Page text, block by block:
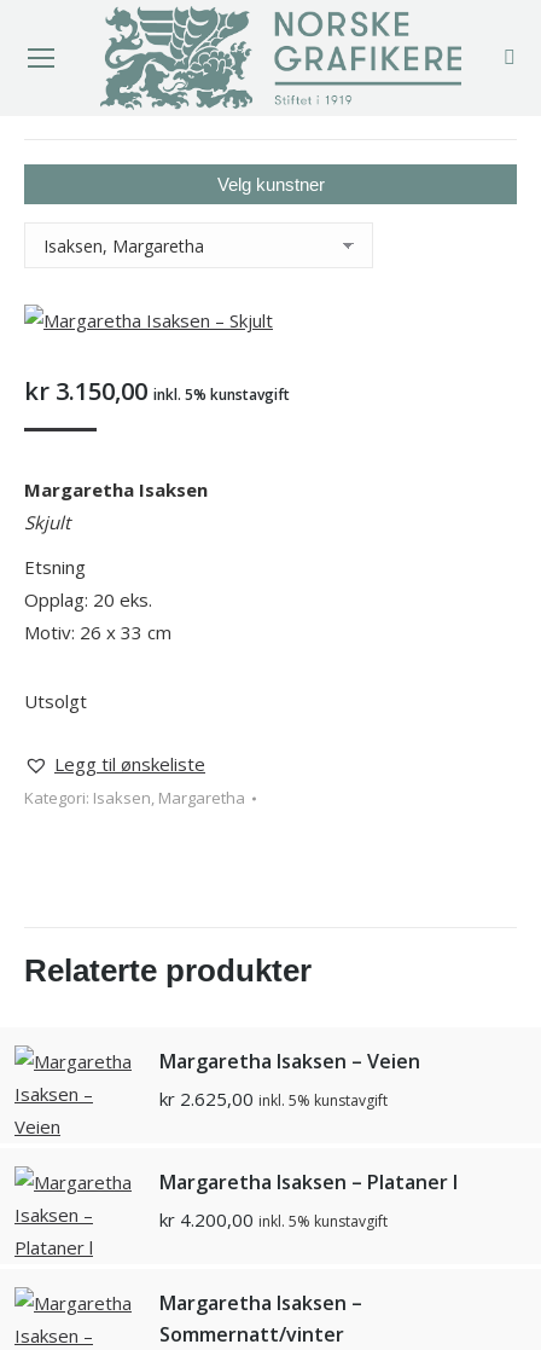
Velg kunstner
kr 3.150,00 inkl. 5% kunstavgift
Margaretha Isaksen
Skjult
Etsning
Opplag: 20 eks.
Motiv: 26 x 33 cm
Utsolgt
Legg til ønskeliste
Kategori: Isaksen, Margaretha
Relaterte produkter
Margaretha Isaksen – Veien
kr 2.625,00 inkl. 5% kunstavgift
Margaretha Isaksen – Plataner l
kr 4.200,00 inkl. 5% kunstavgift
Margaretha Isaksen –
Sommernatt/vinter